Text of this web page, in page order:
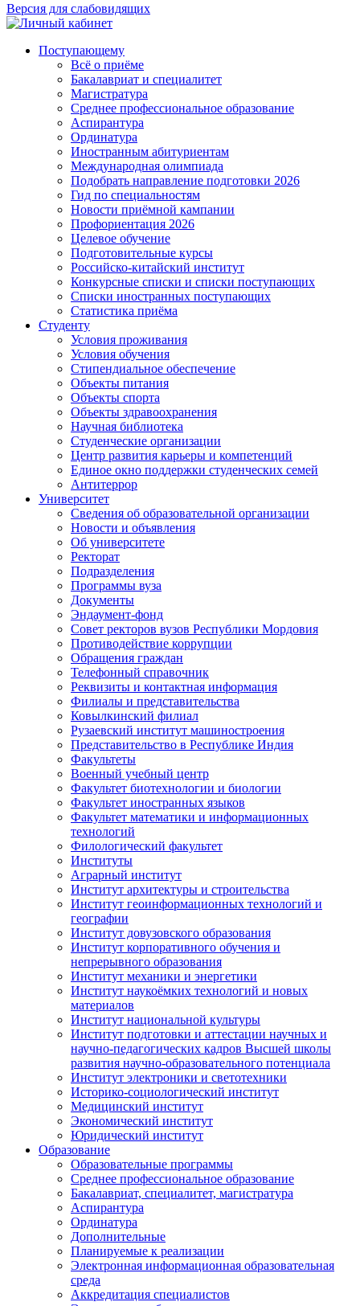
Версия для слабовидящих
Поступающему
Всё о приёме
Бакалавриат и специалитет
Магистратура
Среднее профессиональное образование
Аспирантура
Ординатура
Иностранным абитуриентам
Международная олимпиада
Подобрать направление подготовки 2026
Гид по специальностям
Новости приёмной кампании
Профориентация 2026
Целевое обучение
Подготовительные курсы
Российско-китайский институт
Конкурсные списки и списки поступающих
Списки иностранных поступающих
Статистика приёма
Студенту
Условия проживания
Условия обучения
Стипендиальное обеспечение
Объекты питания
Объекты спорта
Объекты здравоохранения
Научная библиотека
Студенческие организации
Центр развития карьеры и компетенций
Единое окно поддержки студенческих семей
Антитеррор
Университет
Сведения об образовательной организации
Новости и объявления
Об университете
Ректорат
Подразделения
Программы вуза
Документы
Эндаумент-фонд
Совет ректоров вузов Республики Мордовия
Противодействие коррупции
Обращения граждан
Телефонный справочник
Реквизиты и контактная информация
Филиалы и представительства
Ковылкинский филиал
Рузаевский институт машиностроения
Представительство в Республике Индия
Факультеты
Военный учебный центр
Факультет биотехнологии и биологии
Факультет иностранных языков
Факультет математики и информационных
технологий
Филологический факультет
Институты
Аграрный институт
Институт архитектуры и строительства
Институт геоинформационных технологий и
географии
Институт довузовского образования
Институт корпоративного обучения и
непрерывного образования
Институт механики и энергетики
Институт наукоёмких технологий и новых
материалов
Институт национальной культуры
Институт подготовки и аттестации научных и
научно-педагогических кадров Высшей школы
развития научно-образовательного потенциала
Институт электроники и светотехники
Историко-социологический институт
Медицинский институт
Экономический институт
Юридический институт
Образование
Образовательные программы
Среднее профессиональное образование
Бакалавриат, специалитет, магистратура
Аспирантура
Ординатура
Дополнительные
Планируемые к реализации
Электронная информационная образовательная
среда
Аккредитация специалистов